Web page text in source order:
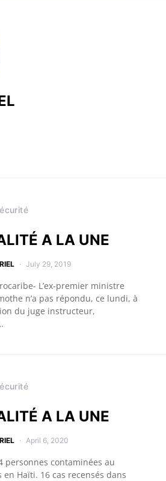
A LA UNE
July 29, 2019
L’ex-premier ministre
n’a pas répondu, ce lundi, à
du juge instructeur,
A LA UNE
April 6, 2020
personnes contaminées au
en Haïti. 16 cas recensés dans